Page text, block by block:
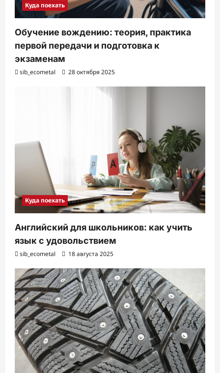
Куда поехать
Обучение вождению: теория, практика
первой передачи и подготовка к
экзаменам
sib_ecometal 28 октября 2025
Куда поехать
Английский для школьников: как учить
язык с удовольствием
sib_ecometal 18 августа 2025